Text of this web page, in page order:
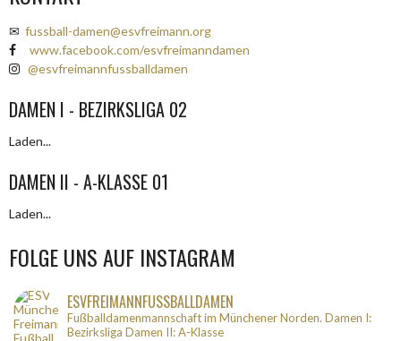
✉ fussball-damen@esvfreimann.org
www.facebook.com/esvfreimanndamen
@esvfreimannfussballdamen
DAMEN I - BEZIRKSLIGA 02
Laden...
DAMEN II - A-KLASSE 01
Laden...
FOLGE UNS AUF INSTAGRAM
ESVFREIMANNFUSSBALLDAMEN
Fußballdamenmannschaft im Münchener Norden. Damen I:
Bezirksliga Damen II: A-Klasse